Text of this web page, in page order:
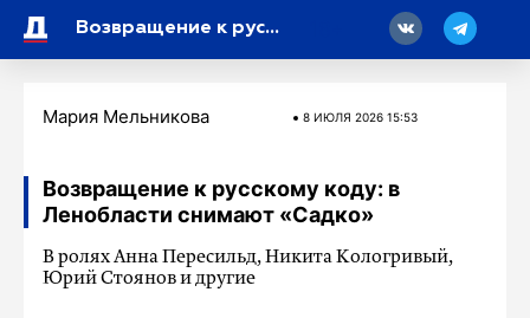
Возвращение к русскому коду: в Ленобласти снимают «Садко»
Мария Мельникова 8 ИЮЛЯ 2026 15:53
Возвращение к русскому коду: в
Ленобласти снимают «Садко»
В ролях Анна Пересильд, Никита Кологривый,
Юрий Стоянов и другие